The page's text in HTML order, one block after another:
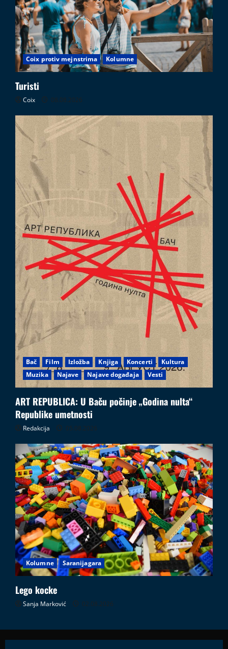
Coix protiv mejnstrima Kolumne
Turisti
Coix 08.08.2026
Bač Film Izložba Knjiga Koncerti
Kultura
Muzika
Najave Najave događaja Vesti
ART REPUBLICA: U Baču počinje „Godina nulta“
Republike umetnosti
Redakcija 05.08.2026
Kolumne Saranijagara
Lego kocke
Sanja Marković 02.08.2026